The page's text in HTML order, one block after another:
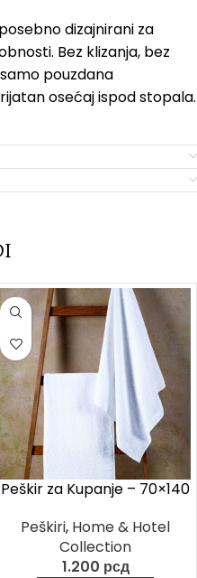
dizajnirani za
Bez klizanja, bez
pouzdana
osećaj ispod stopala.
Peškir za Kupanje – 70×140
Peškiri, Home & Hotel
Collection
1.200 рсд